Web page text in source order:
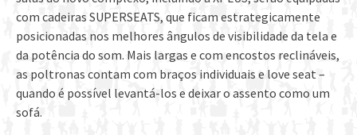
com cadeiras SUPERSEATS, que ficam estrategicamente
posicionadas nos melhores ângulos de visibilidade da tela e
da potência do som. Mais largas e com encostos reclináveis,
as poltronas contam com braços individuais e love seat –
quando é possível levantá-los e deixar o assento como um
sofá.